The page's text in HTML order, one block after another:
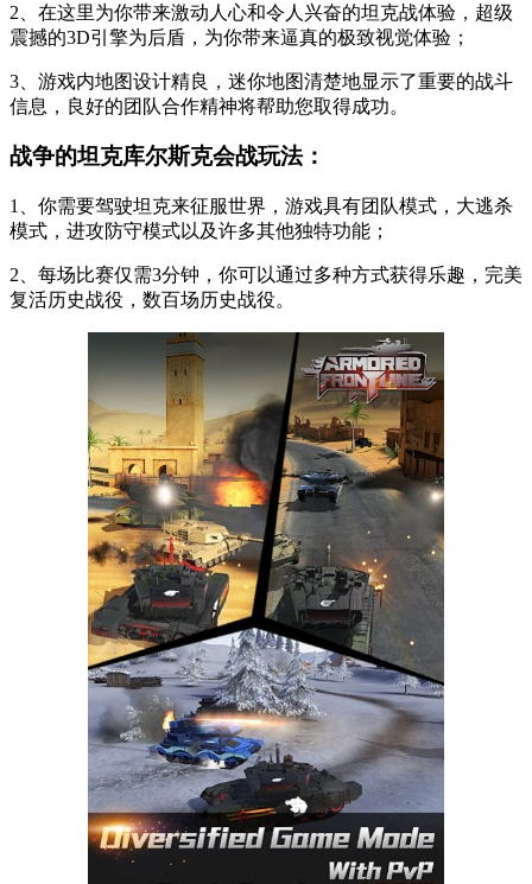
2、在这里为你带来激动人心和令人兴奋的坦克战体验，超级
震撼的3D引擎为后盾，为你带来逼真的极致视觉体验；
3、游戏内地图设计精良，迷你地图清楚地显示了重要的战斗
信息，良好的团队合作精神将帮助您取得成功。
战争的坦克库尔斯克会战玩法：
1、你需要驾驶坦克来征服世界，游戏具有团队模式，大逃杀
模式，进攻防守模式以及许多其他独特功能；
2、每场比赛仅需3分钟，你可以通过多种方式获得乐趣，完美
复活历史战役，数百场历史战役。